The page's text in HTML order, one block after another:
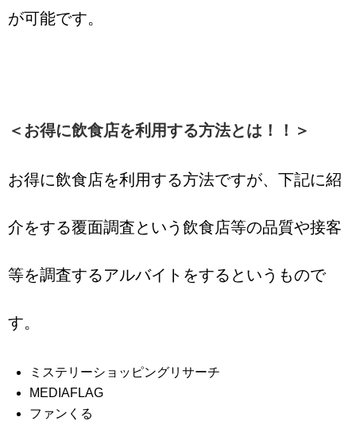
が可能です。
＜お得に飲食店を利用する方法とは！！＞
お得に飲食店を利用する方法ですが、下記に紹
介をする覆面調査という飲食店等の品質や接客
等を調査するアルバイトをするというもので
す。
ミステリーショッピングリサーチ
MEDIAFLAG
ファンくる